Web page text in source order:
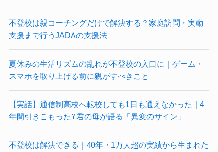
不登校は親コーチングだけで解決する？家庭訪問・実動
支援まで行うJADAの支援法
夏休みの生活リズムの乱れが不登校の入口に｜ゲーム・
スマホを取り上げる前に親がすべきこと
【実話】通信制高校へ転校しても1日も通えなかった｜4
年間引きこもったY君の母が語る「異変のサイン」
不登校は解決できる｜40年・1万人超の実績から生まれた